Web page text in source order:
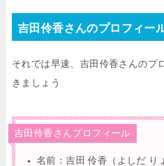
吉田伶香さんのプロフィー
それでは早速、吉田伶香さんのプ
きましょう
吉田伶香さんプロフィール
名前：吉田 伶香（よしだ り